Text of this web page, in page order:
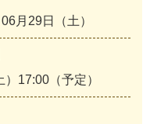
月29日（土）
17:00（予定）